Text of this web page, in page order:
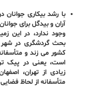
با رشد بیکاری
آران و بیدگل برای
وجود ندارد، در این
بحث گردشگری در شهر
کشور می زند و
است، یعنی در پیک
زیادی از تهران،
متأسفانه از لحاظ